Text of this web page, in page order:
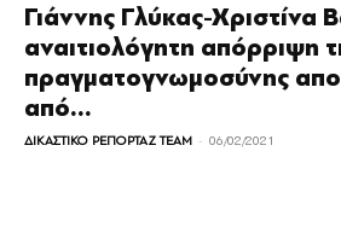
Γιάννης Γλύκας-Χριστίνα
αναιτιολόγητη απόρριψη
πραγματογνωμοσύνης
από...
ΔΙΚΑΣΤΙΚΟ ΡΕΠΟΡΤΑΖ TEAM - 06/02/2021